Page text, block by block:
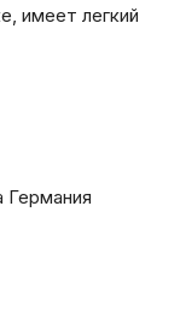
имеет легкий
Германия